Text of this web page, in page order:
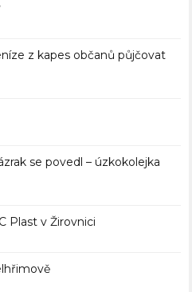
z kapes občanů půjčovat
se povedl – úzkokolejka
Plast v Žirovnici